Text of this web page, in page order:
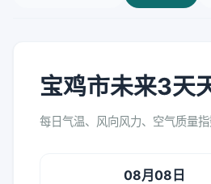
宝鸡市未来3天
每日气温、风向风力、空气质量
08月08日